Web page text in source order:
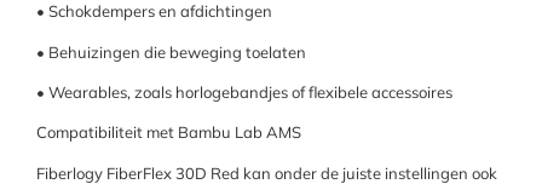
• Schokdempers en afdichtingen
• Behuizingen die beweging toelaten
• Wearables, zoals horlogebandjes of flexibele accessoires
Compatibiliteit met Bambu Lab AMS
Fiberlogy FiberFlex 30D Red kan onder de juiste instellingen ook